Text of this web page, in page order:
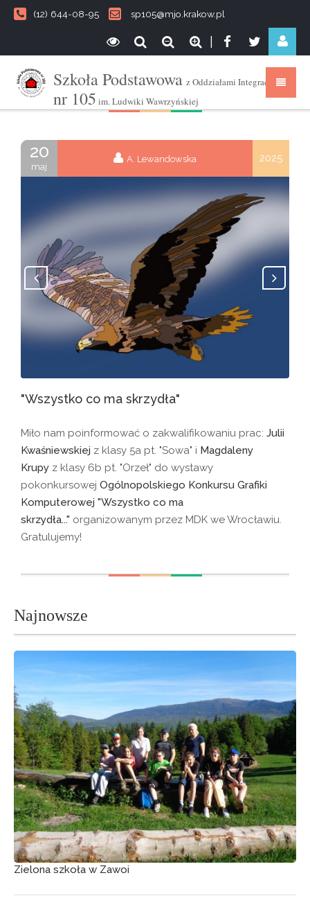
(12) 644-08-95 sp105@mjo.krakow.pl
Szkoła Podstawowa z Oddziałami Integracyjnymi
nr 105 im. Ludwiki Wawrzyńskiej
20
maj
A. Lewandowska 2025
"Wszystko co ma skrzydła"
Miło nam poinformować o zakwalifikowaniu prac: Julii
Kwaśniewskiej z klasy 5a pt. "Sowa" i Magdaleny
Krupy z klasy 6b pt. "Orzeł" do wystawy
pokonkursowej Ogólnopolskiego Konkursu Grafiki
Komputerowej "Wszystko co ma
skrzydła..." organizowanym przez MDK we Wrocławiu.
Gratulujemy!
Najnowsze
Zielona szkoła w Zawoi